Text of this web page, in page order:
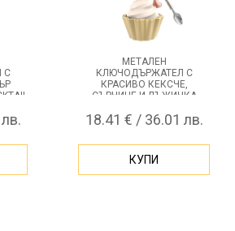
С
МЕТАЛЕН
КЛЮЧОДЪРЖАТЕЛ С
КРАСИВО КЕКСЧЕ,
СЪРЧИЦЕ И ЛЪЖИЧКА
18.41 € / 36.01 лв.
КУПИ